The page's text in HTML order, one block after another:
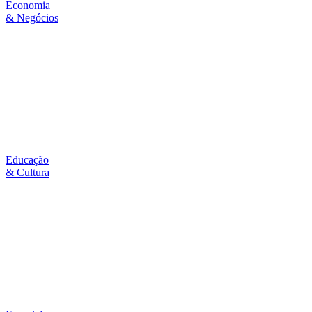
Economia
& Negócios
Educação
& Cultura